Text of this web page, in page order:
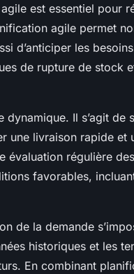
est essentiel pour
agile permet
d’anticiper les
de rupture de stock
Il s’agit de
une livraison rapide et
évaluation régulière
favorables,
de la demande
historiques et les
En combinant